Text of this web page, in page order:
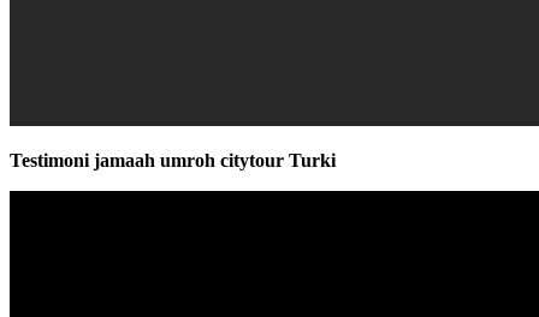
Testimoni jamaah umroh citytour Turki